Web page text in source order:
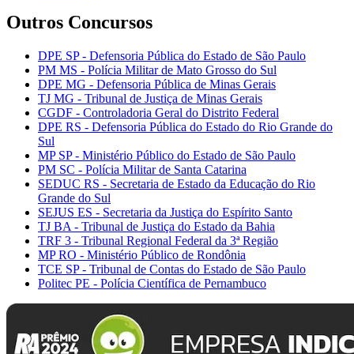
Outros Concursos
DPE SP - Defensoria Pública do Estado de São Paulo
PM MS - Polícia Militar de Mato Grosso do Sul
DPE MG - Defensoria Pública de Minas Gerais
TJ MG - Tribunal de Justiça de Minas Gerais
CGDF - Controladoria Geral do Distrito Federal
DPE RS - Defensoria Pública do Estado do Rio Grande do
Sul
MP SP - Ministério Público do Estado de São Paulo
PM SC - Polícia Militar de Santa Catarina
SEDUC RS - Secretaria de Estado da Educação do Rio
Grande do Sul
SEJUS ES - Secretaria da Justiça do Espírito Santo
TJ BA - Tribunal de Justiça do Estado da Bahia
TRF 3 - Tribunal Regional Federal da 3ª Região
MP RO - Ministério Público de Rondônia
TCE SP - Tribunal de Contas do Estado de São Paulo
Politec PE - Polícia Científica de Pernambuco